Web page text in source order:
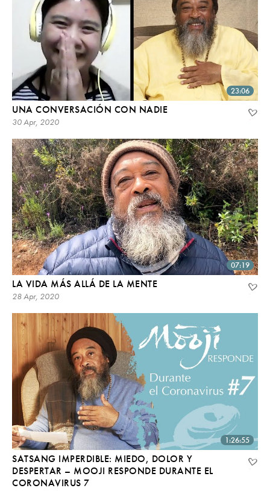
23:06
UNA CONVERSACIÓN CON NADIE
30 Apr, 2020
07:19
LA VIDA MÁS ALLÁ DE LA MENTE
28 Apr, 2020
1:26:55
SATSANG IMPERDIBLE: MIEDO, DOLOR Y
DESPERTAR – MOOJI RESPONDE DURANTE EL
CORONAVIRUS 7